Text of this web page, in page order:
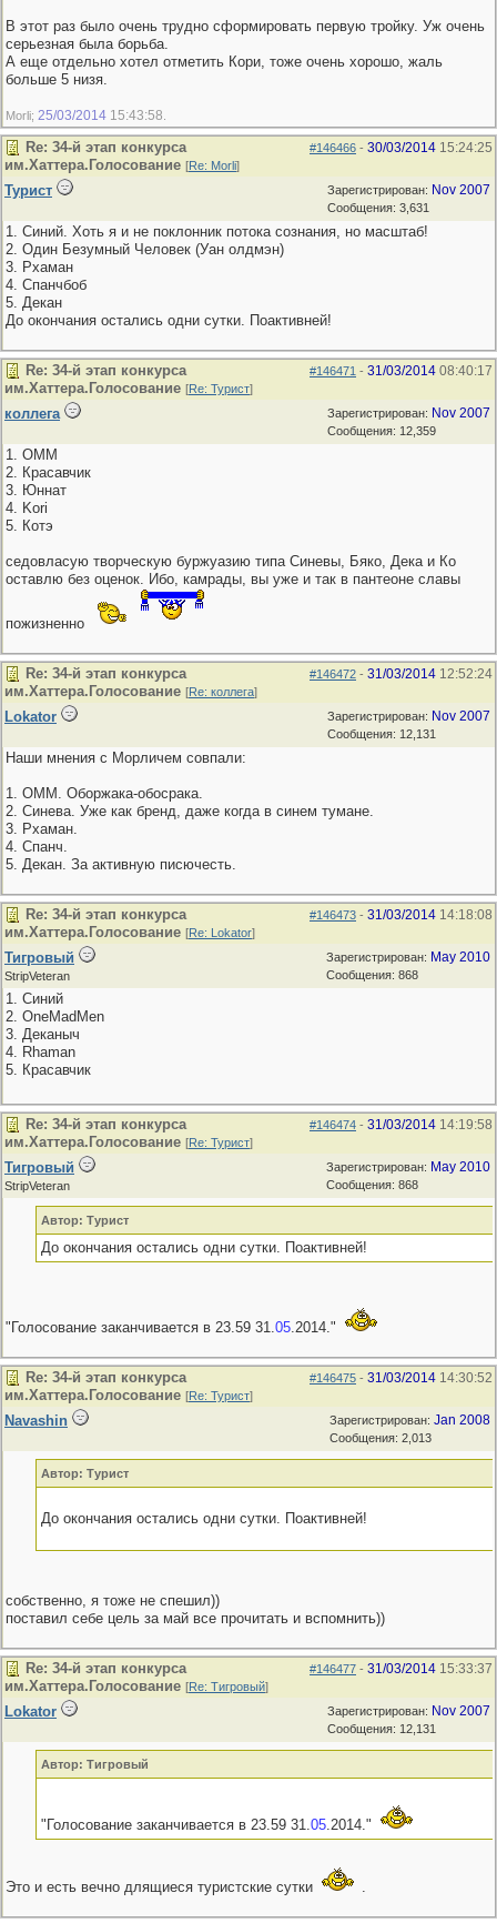
В этот раз было очень трудно сформировать первую тройку. Уж очень
серьезная была борьба.
А еще отдельно хотел отметить Кори, тоже очень хорошо, жаль
больше 5 низя.
Morli; 25/03/2014 15:43:58
#146466 - 30/03/2014 15:24:25
Re: 34-й этап конкурса
им.Хаттера.Голосование [Re: Morli]
Зарегистрирован: Nov 2007
Сообщения: 3,631
Турист
1. Синий. Хоть я и не поклонник потока сознания, но масштаб!
2. Один Безумный Человек (Уан олдмэн)
3. Рхаман
4. Спанчбоб
5. Декан
До окончания остались одни сутки. Поактивней!
#146471 - 31/03/2014 08:40:17
Re: 34-й этап конкурса
им.Хаттера.Голосование [Re: Турист]
Зарегистрирован: Nov 2007
Сообщения: 12,359
коллега
1. OMM
2. Красавчик
3. Юннат
4. Kori
5. Котэ
седовласую творческую буржуазию типа Синевы, Бяко, Дека и Ко
оставлю без оценок. Ибо, камрады, вы уже и так в пантеоне славы
пожизненно
#146472 - 31/03/2014 12:52:24
Re: 34-й этап конкурса
им.Хаттера.Голосование [Re: коллега]
Зарегистрирован: Nov 2007
Сообщения: 12,131
Lokator
Наши мнения с Морличем совпали:
1. OMM. Оборжака-обосрака.
2. Синева. Уже как бренд, даже когда в синем тумане.
3. Рхаман.
4. Спанч.
5. Декан. За активную писючесть.
#146473 - 31/03/2014 14:18:08
Re: 34-й этап конкурса
им.Хаттера.Голосование [Re: Lokator]
Зарегистрирован: May 2010
Сообщения: 868
Тигровый
StripVeteran
1. Синий
2. OneMadMen
3. Деканыч
4. Rhaman
5. Красавчик
#146474 - 31/03/2014 14:19:58
Re: 34-й этап конкурса
им.Хаттера.Голосование [Re: Турист]
Зарегистрирован: May 2010
Сообщения: 868
Тигровый
StripVeteran
Автор: Турист
До окончания остались одни сутки. Поактивней!
"Голосование заканчивается в 23.59 31.05.2014."
#146475 - 31/03/2014 14:30:52
Re: 34-й этап конкурса
им.Хаттера.Голосование [Re: Турист]
Зарегистрирован: Jan 2008
Сообщения: 2,013
Navashin
Автор: Турист
До окончания остались одни сутки. Поактивней!
собственно, я тоже не спешил))
поставил себе цель за май все прочитать и вспомнить))
#146477 - 31/03/2014 15:33:37
Re: 34-й этап конкурса
им.Хаттера.Голосование [Re: Тигровый]
Зарегистрирован: Nov 2007
Сообщения: 12,131
Lokator
Автор: Тигровый
"Голосование заканчивается в 23.59 31.05.2014."
Это и есть вечно длящиеся туристские сутки .